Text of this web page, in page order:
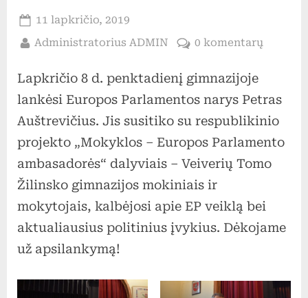
Posted
on
11 lapkričio, 2019
By
Administratorius ADMIN 0 komentarų
narys
Lapkričio 8 d. penktadienį gimnazijoje
lankėsi Europos Parlamentos narys Petras
Auštrevičius. Jis susitiko su respublikinio
projekto „Mokyklos – Europos Parlamento
ambasadorės“ dalyviais – Veiverių Tomo
Žilinsko gimnazijos mokiniais ir
mokytojais, kalbėjosi apie EP veiklą bei
aktualiausius politinius įvykius. Dėkojame
už apsilankymą!